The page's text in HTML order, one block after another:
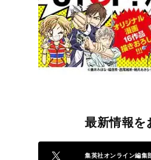
最新情報を
集英社オンライン編集